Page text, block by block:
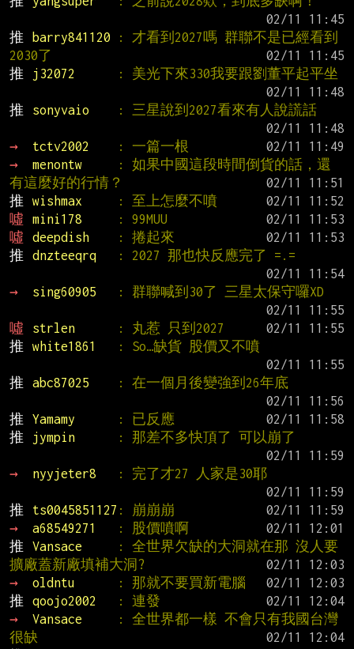
推
barry841120
: 才看到2027嗎 群聯不是已經看到
2030了
推
j32072
: 美光下來330我要跟劉董平起平坐
推
sonyvaio
: 三星說到2027看來有人說謊話
→
tctv2002 : 一篇一根
→
menontw
: 如果中國這段時間倒貨的話，還
有這麼好的行情？
推
wishmax : 至上怎麼不噴
噓
mini178 : 99MUU
噓
deepdish : 捲起來
推
dnzteeqrq
: 2027 那也快反應完了 =.=
→
sing60905
: 群聯喊到30了 三星太保守囉XD
噓
strlen : 丸惹 只到2027
推
white1861
: So…缺貨 股價又不噴
推
abc87025
: 在一個月後變強到26年底
推
Yamamy : 已反應
推
jympin
: 那差不多快頂了 可以崩了
→
nyyjeter8
: 完了才27 人家是30耶
推
ts0045851127 : 崩崩崩
→
a68549271 : 股價噴啊
推
Vansace
: 全世界欠缺的大洞就在那 沒人要
擴廠蓋新廠填補大洞?
→
oldntu : 那就不要買新電腦
推
qoojo2002 : 連發
→
Vansace
: 全世界都一樣 不會只有我國台灣
很缺